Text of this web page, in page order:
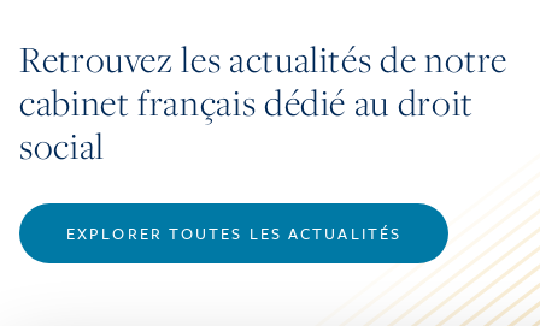
Retrouvez les actualités de notre
cabinet français dédié au droit
social
EXPLORER TOUTES LES ACTUALITÉS